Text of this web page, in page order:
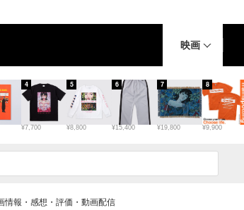
映画
¥7,700
4
¥8,800
5
¥15,400
6
¥19,800
7
¥9,900
8
情報・感想・評価・動画配信